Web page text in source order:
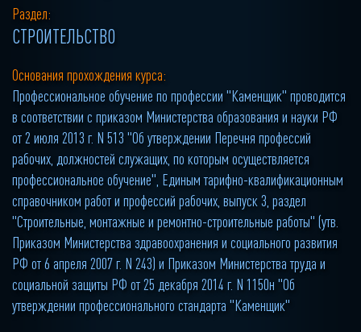
Раздел:
СТРОИТЕЛЬСТВО
Основания прохождения курса:
Профессиональное обучение по профессии "Каменщик" проводится
в соответствии с приказом Министерства образования и науки РФ
от 2 июля 2013 г. N 513 "Об утверждении Перечня профессий
рабочих, должностей служащих, по которым осуществляется
профессиональное обучение", Единым тарифно-квалификационным
справочником работ и профессий рабочих, выпуск 3, раздел
"Строительные, монтажные и ремонтно-строительные работы" (утв.
Приказом Министерства здравоохранения и социального развития
РФ от 6 апреля 2007 г. N 243) и Приказом Министерства труда и
социальной защиты РФ от 25 декабря 2014 г. N 1150н "Об
утверждении профессионального стандарта "Каменщик"